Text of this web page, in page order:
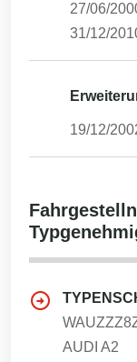
27/06/
31/12/
19/12/
AUDI A2